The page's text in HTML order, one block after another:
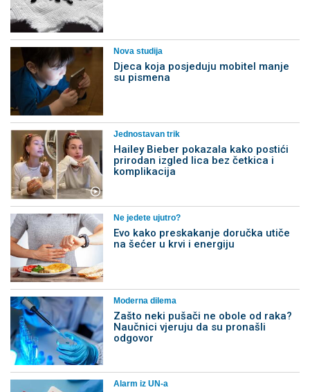
Nova studija
Djeca koja posjeduju mobitel manje
su pismena
Jednostavan trik
Hailey Bieber pokazala kako postići
prirodan izgled lica bez četkica i
komplikacija
Ne jedete ujutro?
Evo kako preskakanje doručka utiče
na šećer u krvi i energiju
Moderna dilema
Zašto neki pušači ne obole od raka?
Naučnici vjeruju da su pronašli
odgovor
Alarm iz UN-a